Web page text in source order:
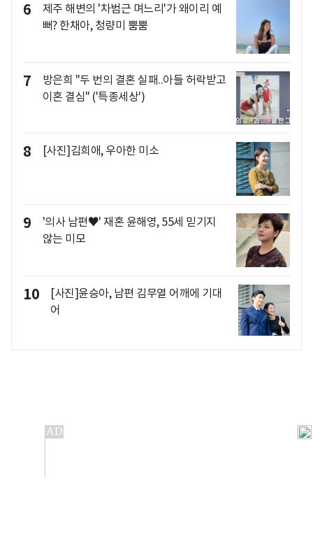
6
제주 해변의 '차범근 며느리'가 왜이리 예
뻐? 한채아, 청량미 뿜뿜
7
방은희 "두 번의 결혼 실패..아들 허락받고
이혼 결심" ('특종세상')
8 [사진]김희애, 우아한 미소
9
'의사 남편♥' 재혼 윤해영, 55세 믿기지
않는 미모
10
[사진]윤승아, 남편 김무열 어깨에 기대
어